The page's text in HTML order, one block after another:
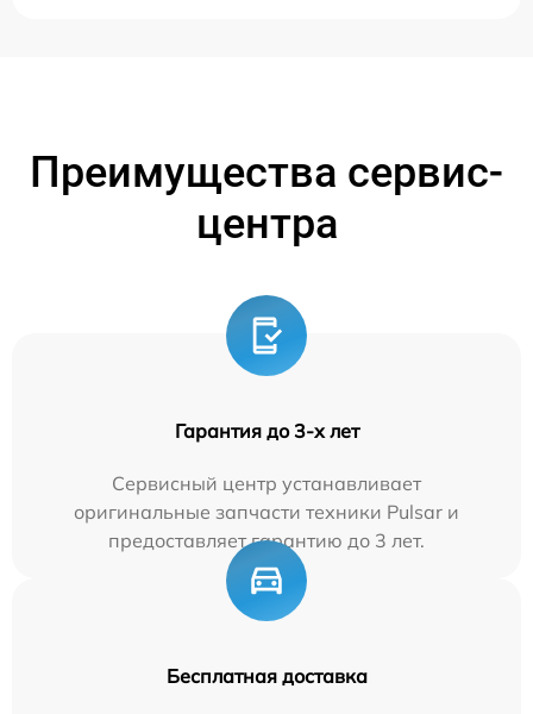
Преимущества сервис-
центра
Гарантия до 3-х лет
Сервисный центр устанавливает
оригинальные запчасти техники Pulsar и
предоставляет гарантию до 3 лет.
Бесплатная доставка